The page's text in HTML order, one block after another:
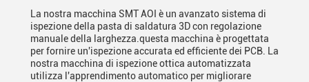
La nostra macchina SMT AOI è un avanzato sistema di
ispezione della pasta di saldatura 3D con regolazione
manuale della larghezza.questa macchina è progettata
per fornire un'ispezione accurata ed efficiente dei PCB. La
nostra macchina di ispezione ottica automatizzata
utilizza l'apprendimento automatico per migliorare